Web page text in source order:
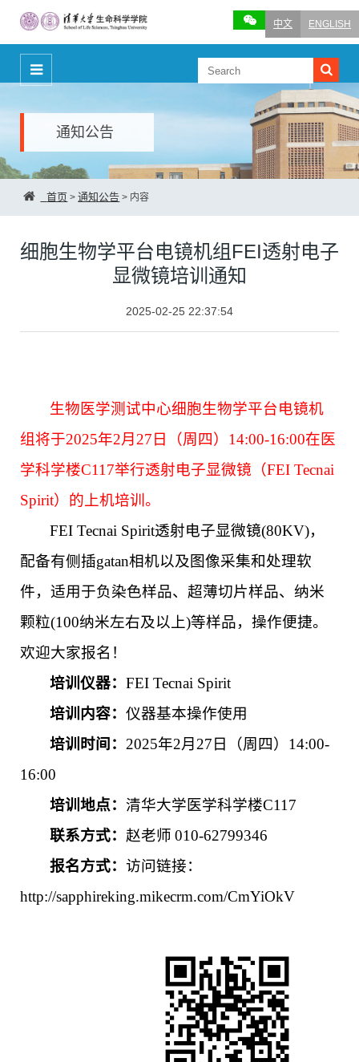
中文 ENGLISH
通知公告
首页 > 通知公告 > 内容
细胞生物学平台电镜机组FEI透射电子
显微镜培训通知
2025-02-25 22:37:54
生物医学测试中心细胞生物学平台电镜机
组将于2025年2月 27日（周 四） 14:00-16:00在医
学科学楼C117举行透射电子显微镜（FEI Tecnai
Spirit）的上机培训。
FEI Tecnai Spirit透射电子显微镜(80KV)，
配备有侧插gatan相机以及图像采集和处理软
件，适用于负染色样品、超薄切片样品、纳米
颗粒(100纳米左右及以上)等样品，操作便捷。
欢迎大家报名！
培训仪器：FEI Tecnai Spirit
培训内容：仪器基本操作使用
培训时间： 2025年2月 27日 （周 四） 14:00-
16:00
培训地点：清华大学医学科学楼C117
联系方式： 赵老师 010-62799346
报名方式：访问链接：
http://sapphireking.mikecrm.com/CmYiOkV